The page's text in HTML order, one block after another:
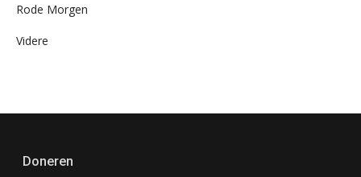
Rode Morgen
Videre
Doneren